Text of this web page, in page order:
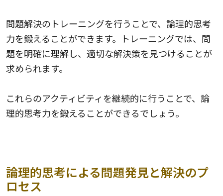
問題解決のトレーニングを行うことで、論理的思考
力を鍛えることができます。トレーニングでは、問
題を明確に理解し、適切な解決策を見つけることが
求められます。
これらのアクティビティを継続的に行うことで、論
理的思考力を鍛えることができるでしょう。
論理的思考による問題発見と解決のプ
ロセス